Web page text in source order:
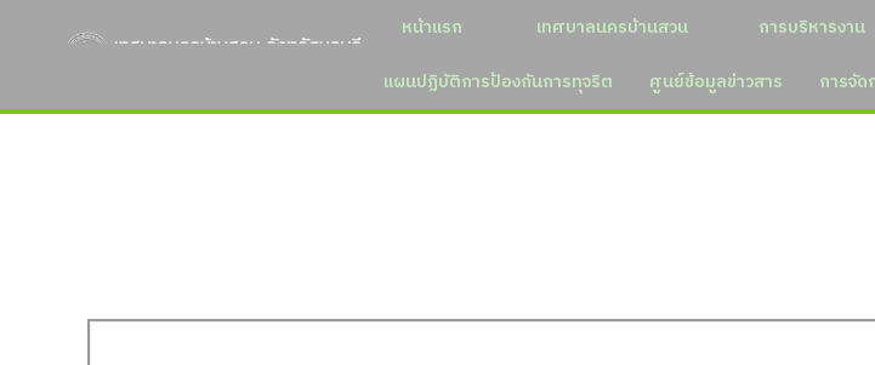
หน้าแรก เทศบาลนครบ้านสวน การบริหารงาน
แผนปฏิบัติการป้องกันการทุจริต
ศูนย์ข้อมูลข่าวสาร การจัด